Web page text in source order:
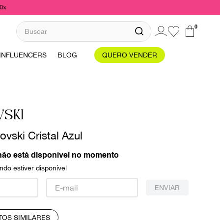
Buscar 0
INFLUENCERS BLOG QUERO VENDER
Cristal Azul
está disponível no momento
estiver disponível
ENVIAR
SIMILARES